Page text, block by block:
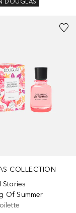
DOUGLAS
COLLECTION
Stories
Of Summer